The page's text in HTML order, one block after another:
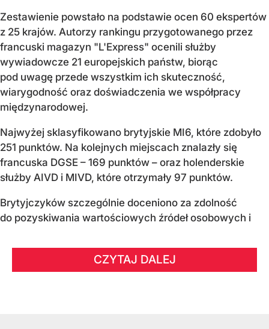
Zestawienie powstało na podstawie ocen 60 ekspertów
z 25 krajów. Autorzy rankingu przygotowanego przez
francuski magazyn "L'Express" ocenili służby
wywiadowcze 21 europejskich państw, biorąc
pod uwagę przede wszystkim ich skuteczność,
wiarygodność oraz doświadczenia we współpracy
międzynarodowej.
Najwyżej sklasyfikowano brytyjskie MI6, które zdobyło
251 punktów. Na kolejnych miejscach znalazły się
francuska DGSE – 169 punktów – oraz holenderskie
służby AIVD i MIVD, które otrzymały 97 punktów.
Brytyjczyków szczególnie doceniono za zdolność
do pozyskiwania wartościowych źródeł osobowych i
CZYTAJ DALEJ